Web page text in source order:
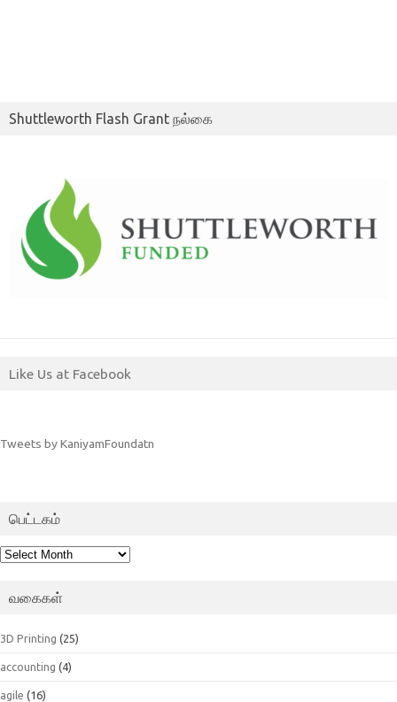
Shuttleworth Flash Grant நல்கை
Like Us at Facebook
Tweets by KaniyamFoundatn
பெட்டகம்
பெட்டகம்
வகைகள்
3D Printing (25)
accounting (4)
agile (16)